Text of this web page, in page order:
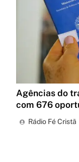
Agências do
com 676
Rádio Fé Cristã